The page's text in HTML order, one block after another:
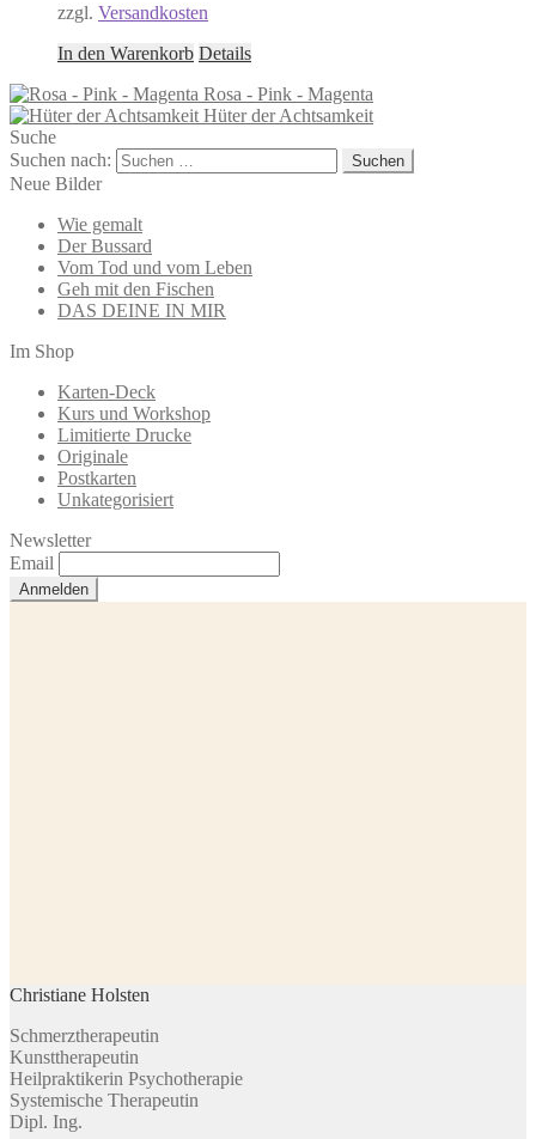
zzgl. Versandkosten
In den Warenkorb Details
Rosa - Pink - Magenta
Hüter der Achtsamkeit
Suche
Suchen nach:
Neue Bilder
Wie gemalt
Der Bussard
Vom Tod und vom Leben
Geh mit den Fischen
DAS DEINE IN MIR
Im Shop
Karten-Deck
Kurs und Workshop
Limitierte Drucke
Originale
Postkarten
Unkategorisiert
Newsletter
Email
Christiane Holsten
Schmerztherapeutin
Kunsttherapeutin
Heilpraktikerin Psychotherapie
Systemische Therapeutin
Dipl. Ing.